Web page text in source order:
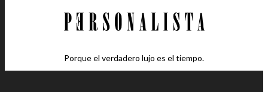
Porque el verdadero lujo es el tiempo.